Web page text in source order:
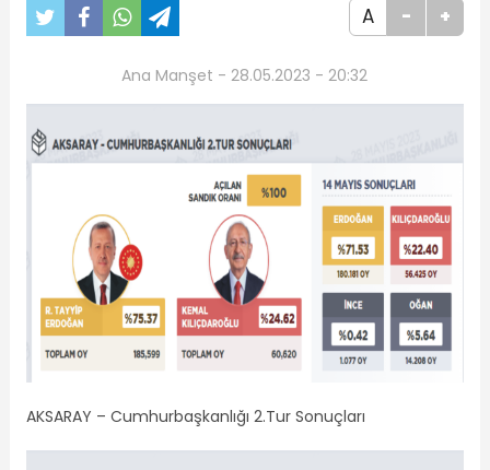
A - +
Ana Manşet - 28.05.2023 - 20:32
AKSARAY – Cumhurbaşkanlığı 2.Tur Sonuçları